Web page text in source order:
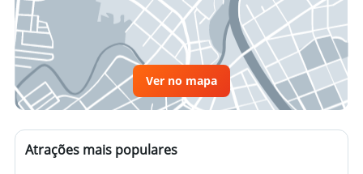
Ver no mapa
Atrações mais populares